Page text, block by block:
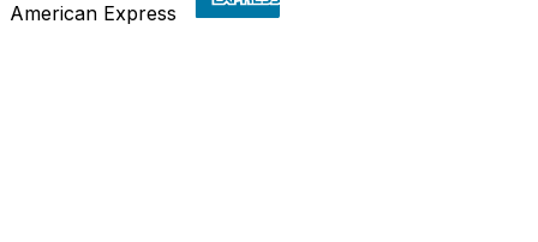
American Express